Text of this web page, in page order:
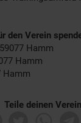
den Verein
Hamm
Hamm
Hamm
Teile deinen